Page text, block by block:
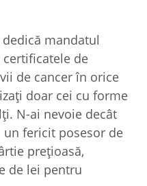
mandatul
de
de cancer în orice
doar cei cu forme
N-ai nevoie decât
un fericit posesor de
preţioasă,
de lei pentru